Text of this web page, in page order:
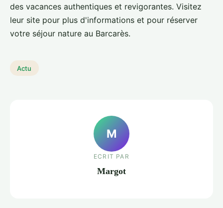
des vacances authentiques et revigorantes. Visitez
leur site pour plus d'informations et pour réserver
votre séjour nature au Barcarès.
Actu
M
ECRIT PAR
Margot